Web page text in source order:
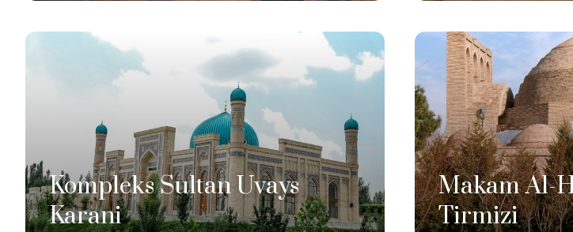
Kompleks Sultan Uvays
Karani
Makam Al-
Tirmizi